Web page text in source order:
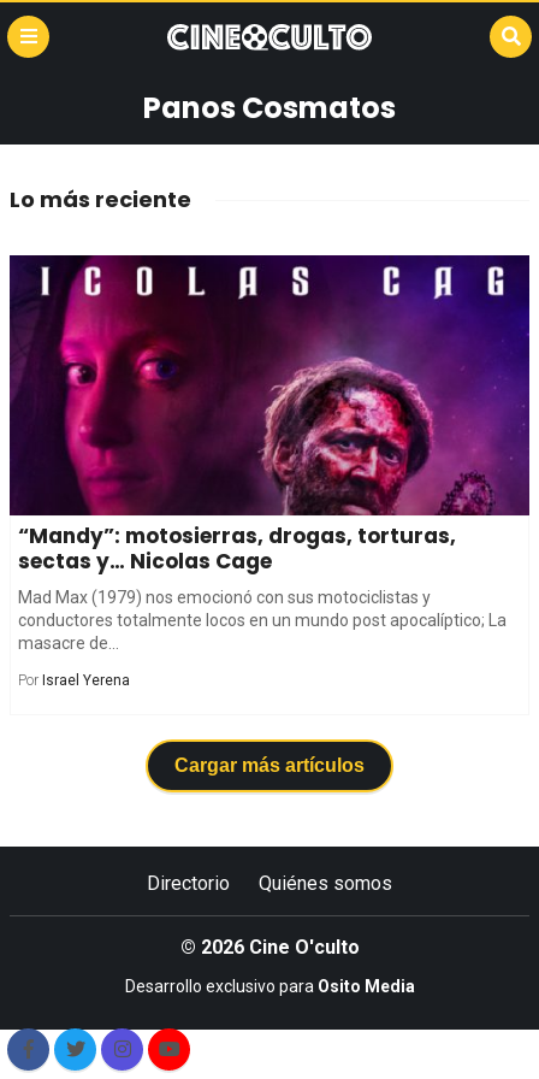
Panos Cosmatos
Lo más reciente
“Mandy”: motosierras, drogas, torturas,
sectas y… Nicolas Cage
Mad Max (1979) nos emocionó con sus motociclistas y
conductores totalmente locos en un mundo post apocalíptico; La
masacre de...
Por Israel Yerena
Cargar más artículos
Directorio Quiénes somos
© 2026 Cine O'culto
Desarrollo exclusivo para Osito Media